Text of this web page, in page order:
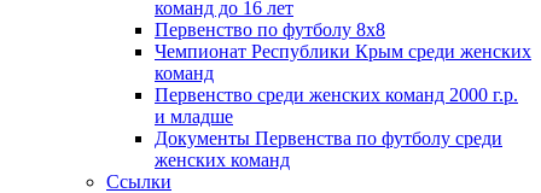
команд до 16 лет
Первенство по футболу 8х8
Чемпионат Республики Крым среди женских
команд
Первенство среди женских команд 2000 г.р.
и младше
Документы Первенства по футболу среди
женских команд
Ссылки